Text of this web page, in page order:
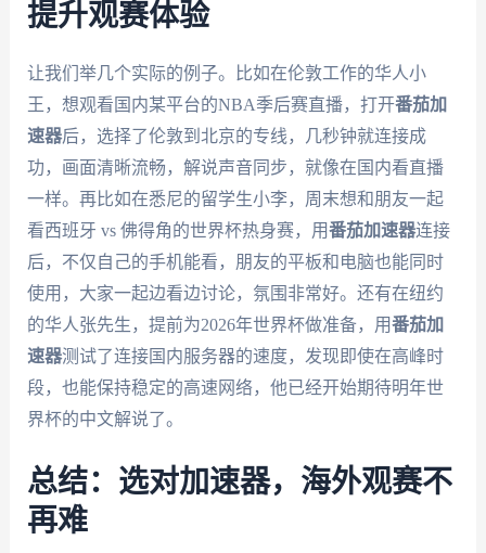
提升观赛体验
让我们举几个实际的例子。比如在伦敦工作的华人小
王，想观看国内某平台的NBA季后赛直播，打开番茄加
速器后，选择了伦敦到北京的专线，几秒钟就连接成
功，画面清晰流畅，解说声音同步，就像在国内看直播
一样。再比如在悉尼的留学生小李，周末想和朋友一起
看西班牙 vs 佛得角的世界杯热身赛，用番茄加速器连接
后，不仅自己的手机能看，朋友的平板和电脑也能同时
使用，大家一起边看边讨论，氛围非常好。还有在纽约
的华人张先生，提前为2026年世界杯做准备，用番茄加
速器测试了连接国内服务器的速度，发现即使在高峰时
段，也能保持稳定的高速网络，他已经开始期待明年世
界杯的中文解说了。
总结：选对加速器，海外观赛不
再难